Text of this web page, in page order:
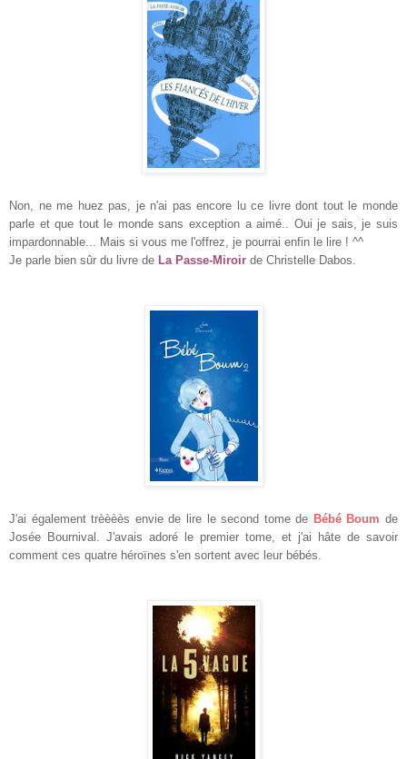
Non, ne me huez pas, je n'ai pas encore lu ce livredont tout le monde
parl e et que tout le monde sans exception a aimé.. Oui je sais, je suis
impardonnable... Mais si vous me l'offrez, je pourrai enfin le lire ! ^^
Je parle bien sûr du livre de La Passe-Miroir de Christelle Dabos.
J'ai également trèèèès envie de lire le second tome de Bébé Boum de
Josée Bournival. J'avais adoré le premier tome, et j'ai hâte de savoir
comment ces quatre héroïnes s'en sortent avec leur bébés